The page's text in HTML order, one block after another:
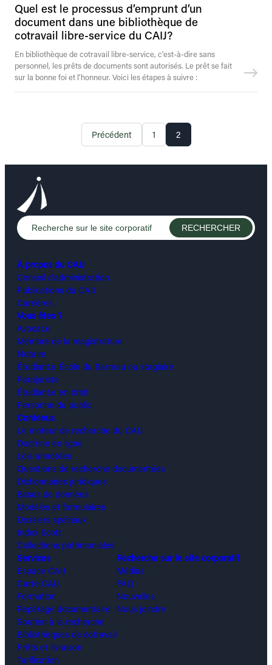
Quel est le processus d’emprunt d’un
document dans une bibliothèque de
cotravail libre-service du CAIJ?
En bibliothèque de cotravail libre-service, c’est-à-dire sans
personnel, les prêts de documents sont autorisés. Le prêt se fait
sur la bonne foi et l’honneur. Voici les étapes à suivre :
Précédent 1 2
À propos du CAIJ
Conseil d’administration
Publications du CAIJ
Carrières
Vous êtes ?
Avocat.e
Membre de la magistrature
Notaire
Étudiant.e École du Barreau ou stagiaire
Parajuriste
Étudiant.e en droit
Personne du public
Contenus
Le moteur de recherche du CAIJ
Doctrine en ligne
Lois annotées
Questions de recherche documentées
Dictionnaires juridiques
Bases de données
Modèles et formulaires
Dossiers spéciaux
Index Scott
Collections patrimoniales
Services
Espace CAIJ
Carte CAIJ
Formation
Repérage documentaire
Soutien à la recherche
Bibliothèques de cotravail
Prêts et livraison
Tarification
Recherche sur le site corporatif
Médias
FAQ
Nouvelles
Nous joindre